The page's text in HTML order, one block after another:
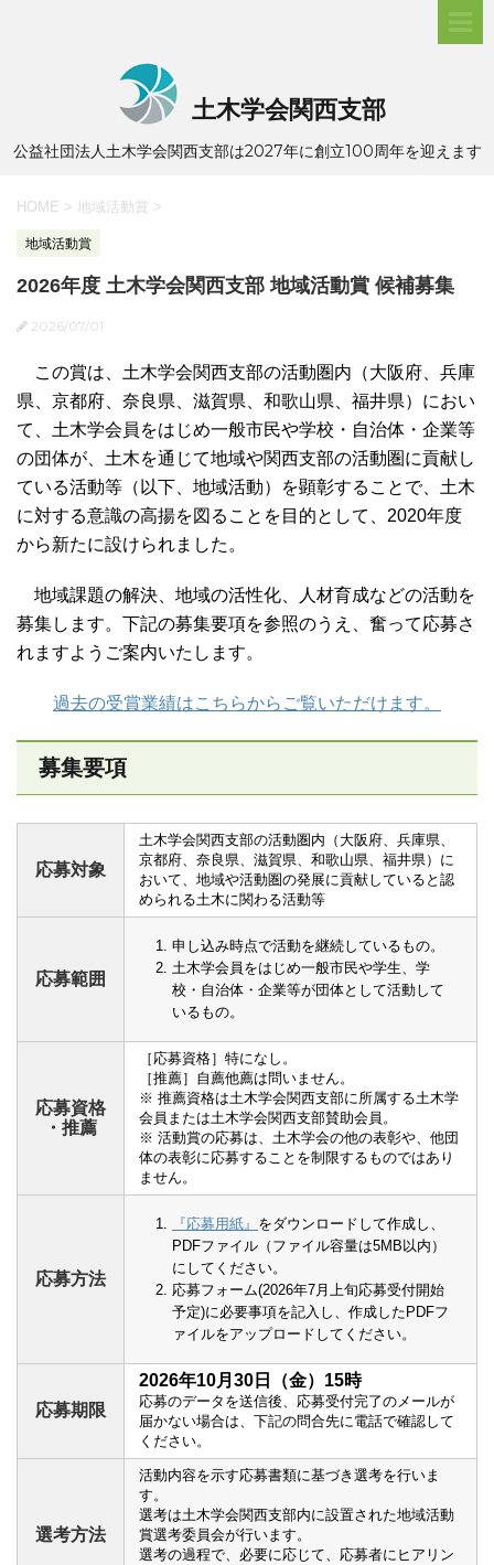
土木学会関西支部
公益社団法人土木学会関西支部は2027年に創立100周年を迎えます
HOME > 地域活動賞 >
地域活動賞
2026年度 土木学会関西支部 地域活動賞 候補募集
2026/07/01
この賞は、土木学会関西支部の活動圏内（大阪府、兵庫
県、京都府、奈良県、滋賀県、和歌山県、福井県）におい
て、土木学会員をはじめ一般市民や学校・自治体・企業等
の団体が、土木を通じて地域や関西支部の活動圏に貢献し
ている活動等（以下、地域活動）を顕彰することで、土木
に対する意識の高揚を図ることを目的として、2020年度
から新たに設けられました。
地域課題の解決、地域の活性化、人材育成などの活動を
募集します。下記の募集要項を参照のうえ、奮って応募さ
れますようご案内いたします。
過去の受賞業績はこちらからご覧いただけます。
募集要項
応募対象
土木学会関西支部の活動圏内（大阪府、兵庫県、
京都府、奈良県、滋賀県、和歌山県、福井県）に
おいて、地域や活動圏の発展に貢献していると認
められる土木に関わる活動等
応募範囲
申し込み時点で活動を継続しているもの。
土木学会員をはじめ一般市民や学生、学
校・自治体・企業等が団体として活動して
いるもの。
応募資格
・推薦
［応募資格］特になし。
［推薦］自薦他薦は問いません。
※ 推薦資格は土木学会関西支部に所属する土木学
会員または土木学会関西支部賛助会員。
※ 活動賞の応募は、土木学会の他の表彰や、他団
体の表彰に応募することを制限するものではあり
ません。
応募方法
『応募用紙』 をダウンロードして作成し、
PDFファイル（ファイル容量は5MB以内）
にしてください。
応募フォーム(2026年7月上旬応募受付開始
予定)に必要事項を記入し、作成したPDFフ
ァイルをアップロードしてください。
応募期限
2026年10月30日（金）15時
応募のデータを送信後、応募受付完了のメールが
届かない場合は、下記の問合先に電話で確認して
ください。
選考方法
活動内容を示す応募書類に基づき選考を行いま
す。
選考は土木学会関西支部内に設置された地域活動
賞選考委員会が行います。
選考の過程で、必要に応じて、応募者にヒアリン